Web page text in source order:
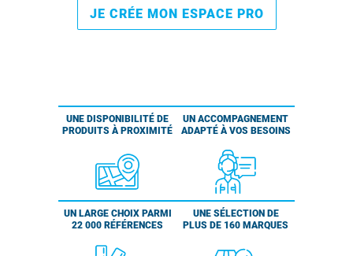
JE CRÉE MON ESPACE PRO
UNE DISPONIBILITÉ DE
PRODUITS À PROXIMITÉ
UN ACCOMPAGNEMENT
ADAPTÉ À VOS BESOINS
UN LARGE CHOIX PARMI
22 000 RÉFÉRENCES
UNE SÉLECTION DE
PLUS DE 160 MARQUES